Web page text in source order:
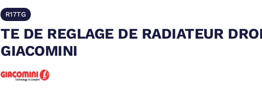
R17TG
TE DE REGLAGE DE RADIATEUR
GIACOMINI